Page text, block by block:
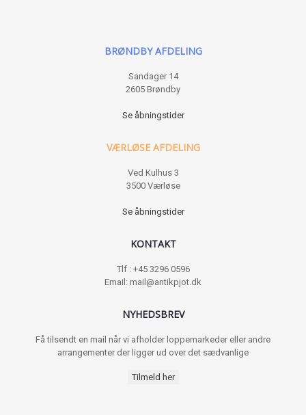
BRØNDBY AFDELING
Sandager 14
2605 Brøndby
Se åbningstider
VÆRLØSE AFDELING
Ved Kulhus 3
3500 Værløse
Se åbningstider
KONTAKT
Tlf : +45 3296 0596
Email: mail@antikpjot.dk
NYHEDSBREV
Få tilsendt en mail når vi afholder loppemarkeder eller andre
arrangementer der ligger ud over det sædvanlige
Tilmeld her